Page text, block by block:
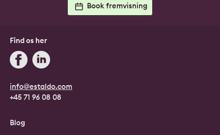
Book fremvisning
info@estaldo.com
+45 71 96 08 08
Find os her
Blog